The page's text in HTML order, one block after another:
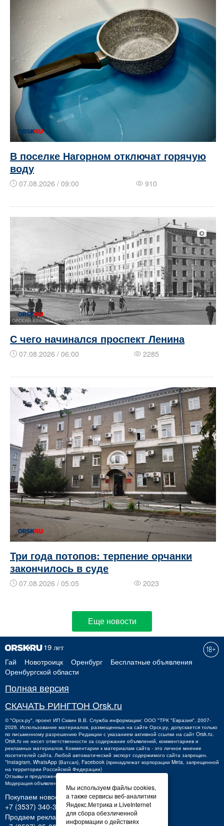
В поселке Нагорном отключат горячую
воду
07.08.2026 / 09:00 910
​​С чего начинался проспект Ленина
07.08.2026 / 06:00 2285
Три года потопов: терпение орчанки
закончилось в суде
07.08.2026 / 05:05 2023
Еще новости
Гай Новотроицк Оренбург
Бесплатные объявления
Оренбургской области
Полная версия
СКАЧАТЬ РИНГТОН Orsk.ru
©"Орск.ру", проект ИП Савин В.В. Служба информации: ООО "ТРК "Евразия", 2007-
2026. Использование материалов, размещенных на сайте Орск.ру, допускается только
по письменному разрешению Редакции с указанием активной ссылки на сайт Orsk.ru.
Orsk.ru не несет ответственности за содержание объявлений, комментариев и
рекламных материалов. Комментарии к материалам сайта - это личное мнение
посетителей сайта. Любой автоматический экспорт содержимого сайта запрещен.
*Instagram, WhatsApp (Ватсап), Facebook (принадлежат корпорации Meta, запрещенной
на территории Российской Федерации)
Отзывы и предложения о работе портала:
Модерация объявлений +7 (3537) 32-71-28
Покупаем новости:
+7 (3537) 340-300,340300@orsk.ru
Продаем рекламу:
Мы используем файлы cookies,
а также сервисы веб-аналитики
Яндекс.Метрика и LiveInternet
для сбора обезличенной
информации о действиях